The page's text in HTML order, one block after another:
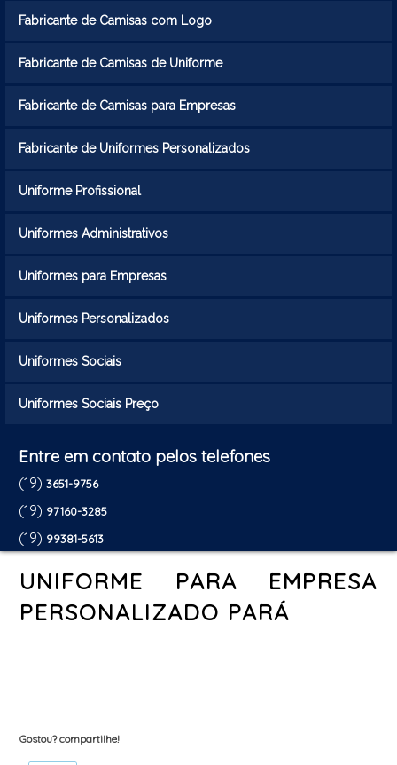
Fabricante de Camisas com Logo
Fabricante de Camisas de Uniforme
Fabricante de Camisas para Empresas
Fabricante de Uniformes Personalizados
Uniforme Profissional
Uniformes Administrativos
Uniformes para Empresas
Uniformes Personalizados
Uniformes Sociais
Uniformes Sociais Preço
Entre em contato pelos telefones
(19) 3651-9756
(19) 97160-3285
(19) 99381-5613
UNIFORME PARA EMPRESA
PERSONALIZADO PARÁ
Gostou? compartilhe!